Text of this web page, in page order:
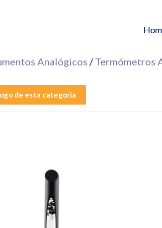
Analógicos /Termómetros
de esta categoría